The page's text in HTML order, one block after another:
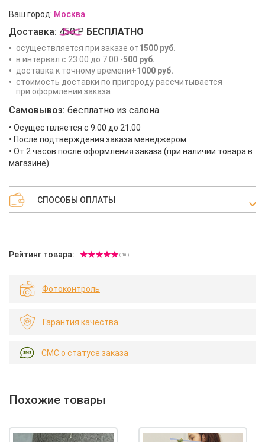
Ваш город: Москва
Доставка: 450 Р БЕСПЛАТНО
осуществляется при заказе от1500 руб.
в интервал с 23:00 до 7:00 -500 руб.
доставка к точному времени+1000 руб.
стоимость доставки по пригороду рассчитывается
при оформлении заказа
Самовывоз: бесплатно из салона
• Осуществляется с 9.00 до 21.00
• После подтверждения заказа менеджером
• От 2 часов после оформления заказа (при наличии товара в
магазине)
СПОСОБЫ ОПЛАТЫ
Рейтинг товара: ( 10 )
Фотоконтроль
Гарантия качества
СМС о статусе заказа
Похожие товары